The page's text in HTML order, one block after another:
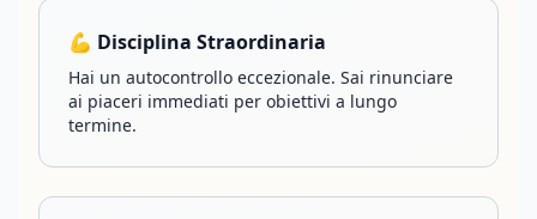
💪 Disciplina Straordinaria
Hai un autocontrollo eccezionale. Sai rinunciare
ai piaceri immediati per obiettivi a lungo
termine.